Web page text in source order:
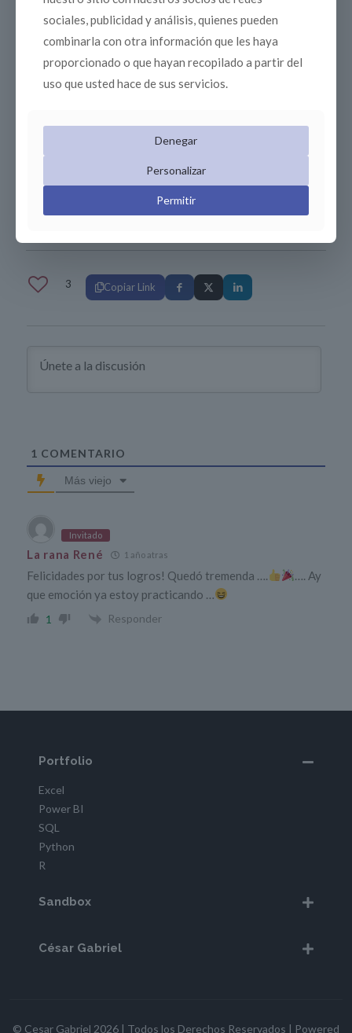
Posts relacionados
3 Copiar Link
1 COMENTARIO
Más viejo
Invitado
La rana René 1 año atras
Felicidades por tus logros! Quedó tremenda ….
…. Ay
que emoción ya estoy practicando …
1 Responder
Portfolio
Excel
Power BI
SQL
Python
R
Sandbox
César Gabriel
© Cesar Gabriel 2026 | Todos los Derechos Reservados | Powered
sociales, publicidad y análisis, quienes pueden
combinarla con otra información que les haya
proporcionado o que hayan recopilado a partir del
uso que usted hace de sus servicios.
Denegar
Personalizar
Permitir